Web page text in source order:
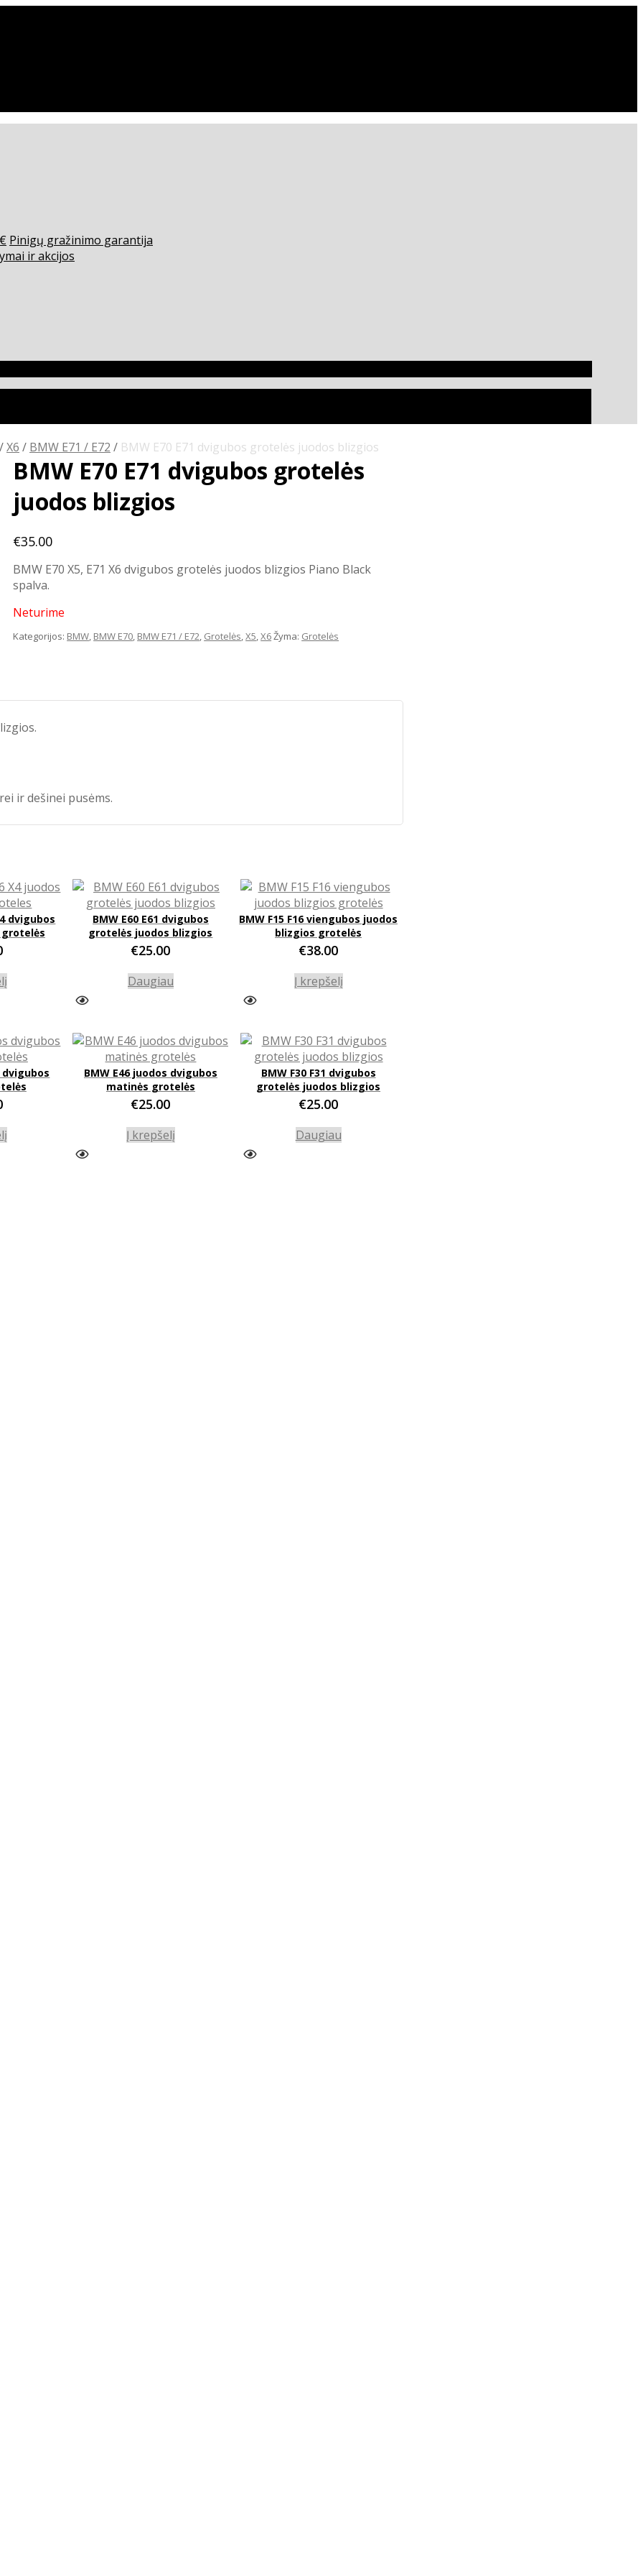
Pinigų gražinimo garantija
ir akcijos
/X6 / BMW E71 / E72 / BMW E70 E71 dvigubos grotelės juodos blizgios
BMW E70 E71 dvigubos grotelės
juodos blizgios
€35.00
BMW E70 X5, E71 X6 dvigubos grotelės juodos blizgios Piano Black
spalva.
Neturime
Kategorijos: BMW, BMW E70, BMW E71 / E72, Grotelės,X5,X6Žyma: Grotelės
ir dešinei pusėms.
dvigubos
BMW E60 E61 dvigubos
grotelės juodos blizgios
€25.00
Daugiau
BMW F15 F16 viengubos juodos
blizgios grotelės
€38.00
Į krepšelį
dvigubos
BMW E46 juodos dvigubos
matinės grotelės
€25.00
Į krepšelį
BMW F30 F31 dvigubos
grotelės juodos blizgios
€25.00
Daugiau